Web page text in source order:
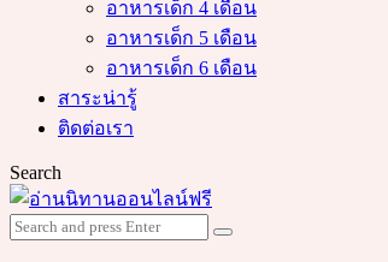
อาหารเด็ก 4 เดือน
อาหารเด็ก 5 เดือน
อาหารเด็ก 6 เดือน
สาระน่ารู้
ติดต่อเรา
Search
Search
for:
Search